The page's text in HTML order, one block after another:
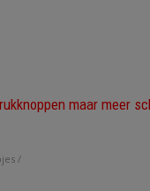
maar meer
/